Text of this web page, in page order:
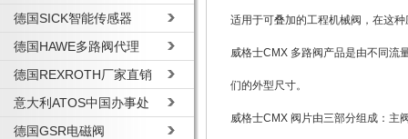
德国SICK智能传感器
德国HAWE多路阀代理
德国REXROTH厂家直销
意大利ATOS中国办事处
德国GSR电磁阀
适用于可叠加的工程机械阀，在这
威格士CMX 多路阀产品是由不同流
们的外型尺寸。
威格士CMX 阀片由三部分组成：主